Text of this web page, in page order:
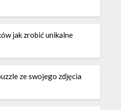
jak zrobić unikalne
ze swojego zdjęcia